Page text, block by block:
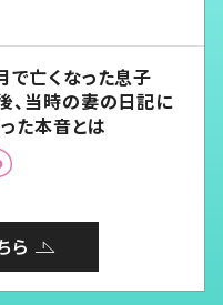
で亡くなった息子
、当時の妻の日記に
た本音とは
ら